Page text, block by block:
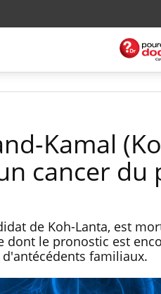
Kamal
cancer du
de Koh-Lanta, est
dont le pronostic est
familiaux.